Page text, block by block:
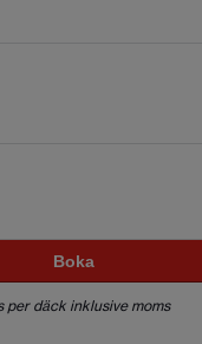
Boka
per däck inklusive moms